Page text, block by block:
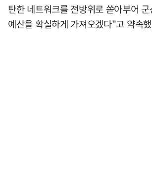
탄한 네트워크를 전방위로 쏟아부어
예산을 확실하게 가져오겠다"고 약속